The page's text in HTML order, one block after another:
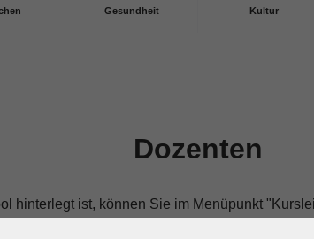
Gesundheit Kultur
Dozenten
hinterlegt ist, können Sie im Menüpunkt
oder um Teilnehmerlisten selbst